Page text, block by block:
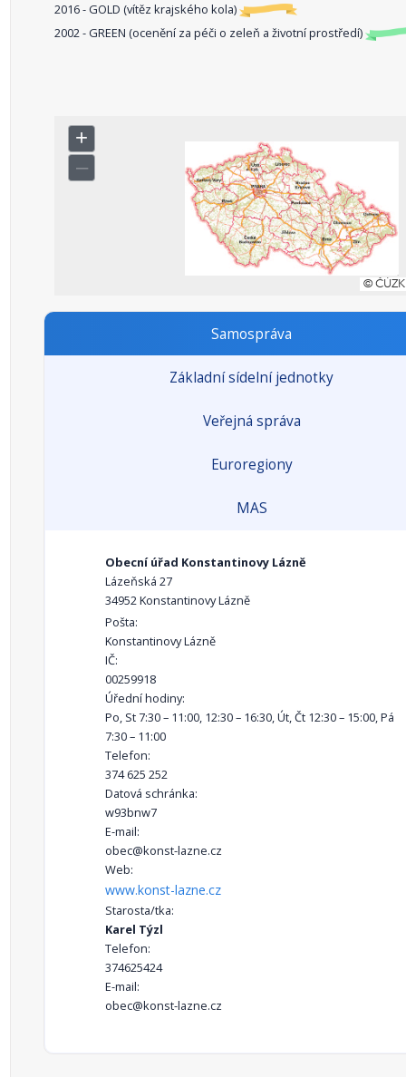
2016 - GOLD (vítěz krajského kola)
2002 - GREEN (ocenění za péči o zeleň a životní prostředí)
Samospráva
Základní sídelní jednotky
Veřejná správa
Euroregiony
MAS
Obecní úřad Konstantinovy Lázně
Lázeňská 27
34952 Konstantinovy Lázně
Pošta:
Konstantinovy Lázně
IČ:
00259918
Úřední hodiny:
Po, St 7:30 – 11:00, 12:30 – 16:30, Út, Čt 12:30 – 15:00, Pá
7:30 – 11:00
Telefon:
374 625 252
Datová schránka:
w93bnw7
E-mail:
obec@konst-lazne.cz
Web:
www.konst-lazne.cz
Starosta/tka:
Karel Týzl
Telefon:
374625424
E-mail:
obec@konst-lazne.cz